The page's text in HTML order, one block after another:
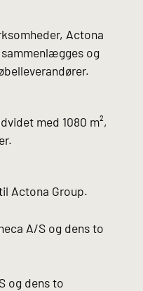
Actona
og
med 1080 m²,
Actona Group.
A/S og dens to
og dens to